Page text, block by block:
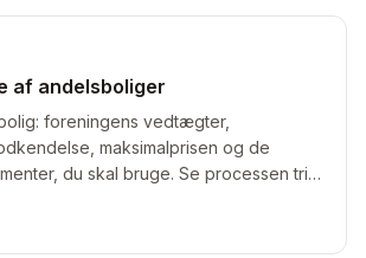
af andelsboliger
foreningens vedtægter,
maksimalprisen og de
du skal bruge. Se processen trin